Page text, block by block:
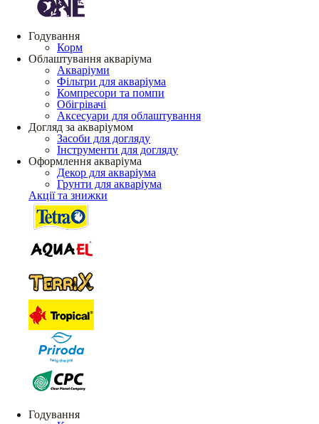
Годування
Корм
Облаштування акваріума
Акваріуми
Фільтри для акваріума
Компресори та помпи
Обігрівачі
Аксесуари для облаштування
Догляд за акваріумом
Засоби для догляду
Інструменти для догляду
Оформлення акваріума
Декор для акваріума
Грунти для акваріума
Акції та знижки
Годування